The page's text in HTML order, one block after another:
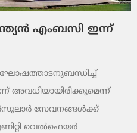
എംബസി ഇന്ന്
അവധിയായിരിക്കുമെന്ന്
സേവനങ്ങൾക്ക്
വെൽഫെയർ